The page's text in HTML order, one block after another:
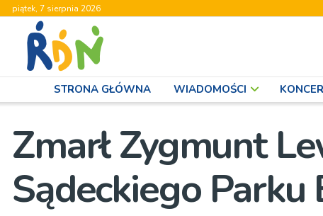
piątek, 7 sierpnia 2026
STRONA GŁÓWNA WIADOMOŚCI
Zmarł Zygmunt
Sądeckiego